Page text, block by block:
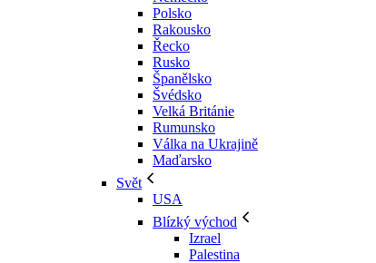
Polsko
Rakousko
Řecko
Rusko
Španělsko
Švédsko
Velká Británie
Rumunsko
Válka na Ukrajině
Maďarsko
Svět
USA
Blízký východ
Izrael
Palestina